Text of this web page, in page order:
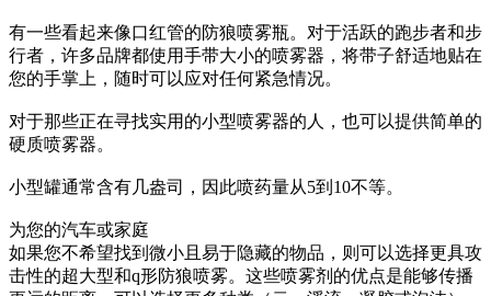
有一些看起来像口红管的防狼喷雾瓶。对于活跃的跑步者和步
行者，许多品牌都使用手带大小的喷雾器，将带子舒适地贴在
您的手掌上，随时可以应对任何紧急情况。
对于那些正在寻找实用的小型喷雾器的人，也可以提供简单的
硬质喷雾器。
小型罐通常含有几盎司，因此喷药量从5到10不等。
为您的汽车或家庭
如果您不希望找到微小且易于隐藏的物品，则可以选择更具攻
击性的超大型和q形防狼喷雾。这些喷雾剂的优点是能够传播